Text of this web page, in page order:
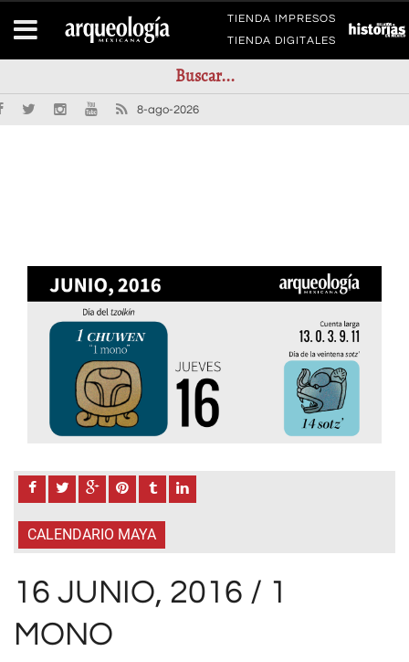
TIENDA IMPRESOS
TIENDA DIGITALES
8-ago-2026
CALENDARIO MAYA
16 JUNIO, 2016 / 1
MONO